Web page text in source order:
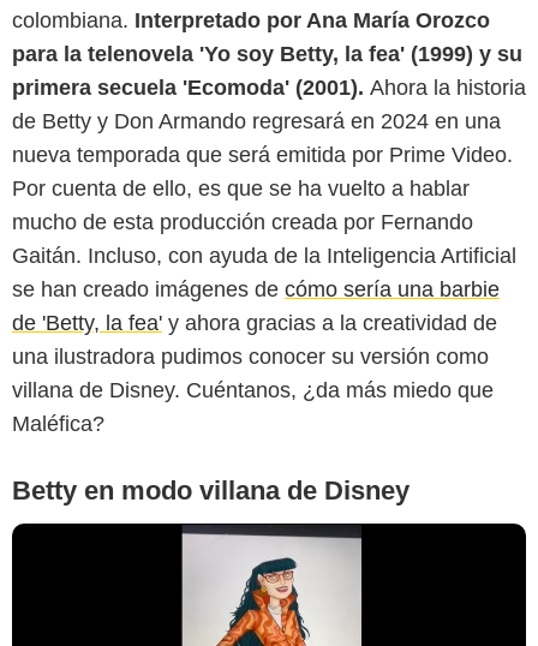
colombiana. Interpretado por Ana María Orozco
para la telenovela 'Yo soy Betty, la fea' (1999) y su
primera secuela 'Ecomoda' (2001). Ahora la historia
de Betty y Don Armando regresará en 2024 en una
nueva temporada que será emitida por Prime Video.
Por cuenta de ello, es que se ha vuelto a hablar
mucho de esta producción creada por Fernando
Gaitán. Incluso, con ayuda de la Inteligencia Artificial
se han creado imágenes de cómo sería una barbie
de 'Betty, la fea' y ahora gracias a la creatividad de
una ilustradora pudimos conocer su versión como
villana de Disney. Cuéntanos, ¿da más miedo que
Maléfica?
Betty en modo villana de Disney
YouTube